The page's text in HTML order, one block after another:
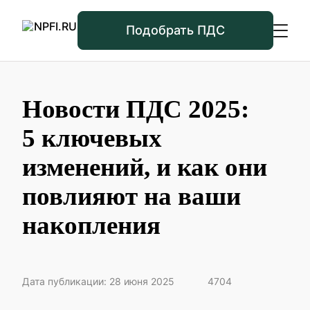
Подобрать ПДС
Новости ПДС 2025:
5 ключевых
изменений, и как они
повлияют на ваши
накопления
Дата публикации: 28 июня 2025 4704